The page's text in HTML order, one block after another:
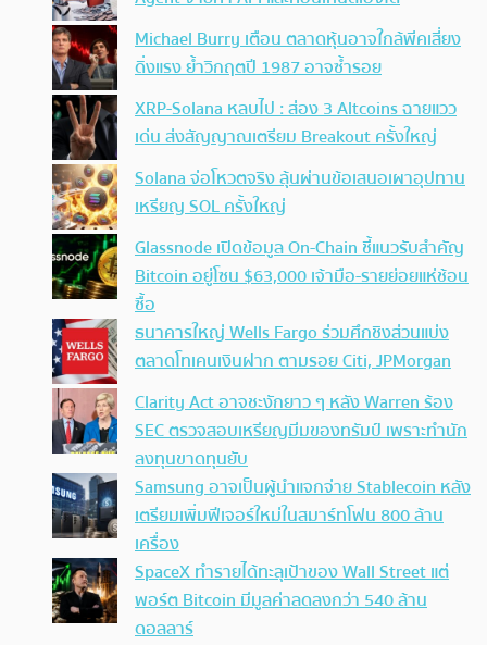
Michael Burry เตือน ตลาดหุ้นอาจใกล้พีคเสี่ยง
ดิ่งแรง ย้ำวิกฤตปี 1987 อาจซ้ำรอย
XRP-Solana หลบไป : ส่อง 3 Altcoins ฉายแวว
เด่น ส่งสัญญาณเตรียม Breakout ครั้งใหญ่
Solana จ่อโหวตจริง ลุ้นผ่านข้อเสนอเผาอุปทาน
เหรียญ SOL ครั้งใหญ่
Glassnode เปิดข้อมูล On-Chain ชี้แนวรับสำคัญ
Bitcoin อยู่โซน $63,000 เจ้ามือ-รายย่อยแห่ช้อน
ซื้อ
ธนาคารใหญ่ Wells Fargo ร่วมศึกชิงส่วนแบ่ง
ตลาดโทเคนเงินฝาก ตามรอย Citi, JPMorgan
Clarity Act อาจชะงักยาว ๆ หลัง Warren ร้อง
SEC ตรวจสอบเหรียญมีมของทรัมป์ เพราะทำนัก
ลงทุนขาดทุนยับ
Samsung อาจเป็นผู้นำแจกจ่าย Stablecoin หลัง
เตรียมเพิ่มฟีเจอร์ใหม่ในสมาร์ทโฟน 800 ล้าน
เครื่อง
SpaceX ทำรายได้ทะลุเป้าของ Wall Street แต่
พอร์ต Bitcoin มีมูลค่าลดลงกว่า 540 ล้าน
ดอลลาร์